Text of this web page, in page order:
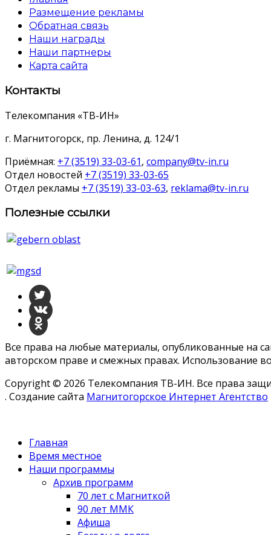
Размещение рекламы
Обратная связь
Наши награды
Наши партнеры
Карта сайта
Контакты
Телекомпания «ТВ-ИН»
г. Магнитогорск, пр. Ленина, д. 124/1
Приёмная: +7 (3519) 33-03-61, company@tv-in.ru
Отдел новостей +7 (3519) 33-03-65
Отдел рекламы +7 (3519) 33-03-63, reklama@tv-in.ru
Полезные ссылки
Все права на любые материалы, опубликованные на
авторском праве и смежных правах. Использование
Copyright © 2026 Телекомпания ТВ-ИН. Все права
. Создание сайта Магнитогорское Интернет Агентство
Главная
Время местное
Наши программы
Архив программ
70 лет с Магниткой
90 лет ММК
Афиша